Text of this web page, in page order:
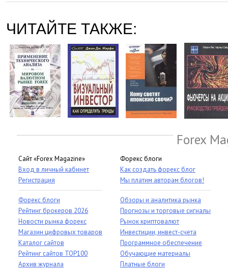
ЧИТАЙТЕ ТАКЖЕ:
Forex
Сайт «Forex Magazine»
Вход в личный кабинет
Регистрация
Форекс блоги
Рейтинг брокеров 2026
Новости рынка форекс
Магазин цифровых товаров
Каталог сайтов
Рейтинг сайтов TOP100
Архив журнала
Форекс блоги
Как создать форекс блог
Мы платим авторам блогов!
Обзоры и аналитика рынка
Прогнозы и торговые сигналы
Рынок криптовалют
Инвестиции, инвест-счета
Программное обеспечение
Обучающие материалы
Платные блоги